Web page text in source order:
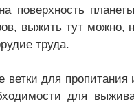
на поверхность
выжить тут можно,
труда.
ветки для
для